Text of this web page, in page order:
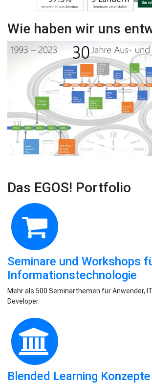
Wie haben wir uns
Das EGOS! Portfolio
Seminare und Workshops
Informationstechnologie
Mehr als 500 Seminarthemen für Anwender,
Developer.
Blended Learning Konzepte